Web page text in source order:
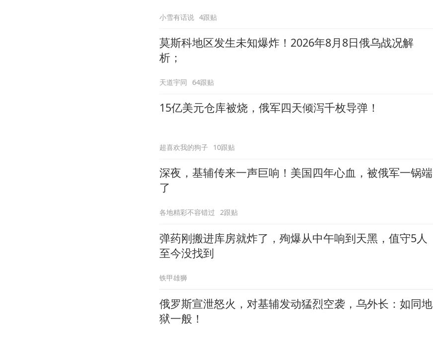
小雪有话说 4跟贴
莫斯科地区发生未知爆炸！2026年8月8日俄乌战况解
析；
天道宇同 64跟贴
15亿美元仓库被烧，俄军四天倾泻千枚导弹！
超喜欢我的狗子 10跟贴
深夜，基辅传来一声巨响！美国四年心血，被俄军一锅端
了
各地精彩不容错过 2跟贴
弹药刚搬进库房就炸了，殉爆从中午响到天黑，值守5人
至今没找到
铁甲雄狮
俄罗斯宣泄怒火，对基辅发动猛烈空袭，乌外长：如同地
狱一般！